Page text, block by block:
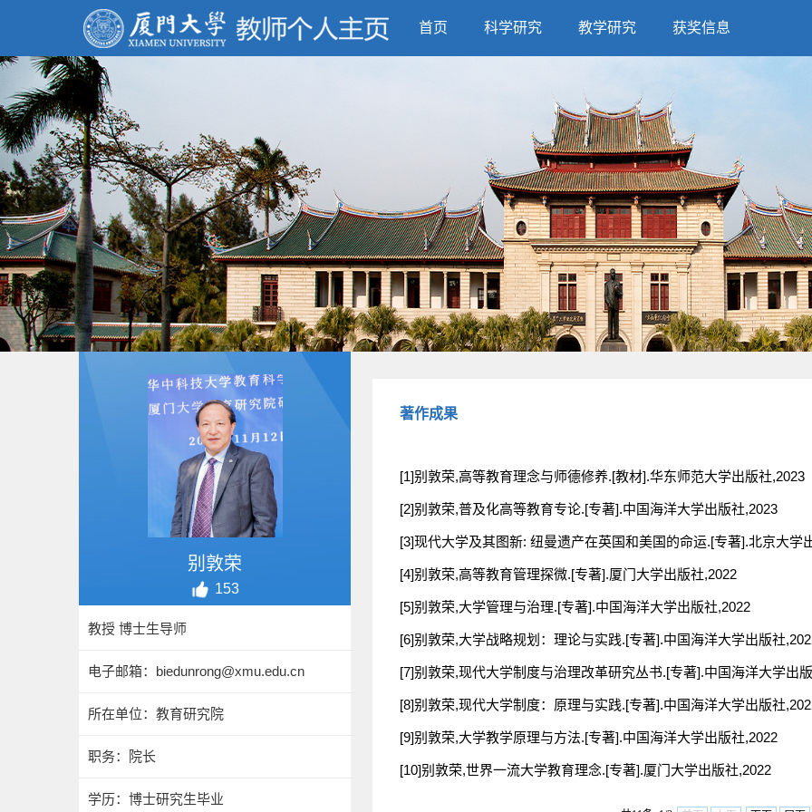
首页 科学研究 教学研究 获奖信息
别敦荣
153
教授 博士生导师
电子邮箱： biedunrong@xmu.edu.cn
所在单位：教育研究院
职务：院长
学历：博士研究生毕业
著作成果
[1]别敦荣,高等教育理念与师德修养.[教材].华东师范大学出版社,2023
[2]别敦荣,普及化高等教育专论.[专著].中国海洋大学出版社,2023
[3]现代大学及其图新: 纽曼遗产在英国和美国的命运.[专著].北京大学
[4]别敦荣,高等教育管理探微.[专著].厦门大学出版社,2022
[5]别敦荣,大学管理与治理.[专著].中国海洋大学出版社,2022
[6]别敦荣,大学战略规划：理论与实践.[专著].中国海洋大学出版社
[7]别敦荣,现代大学制度与治理改革研究丛书.[专著].中国海洋大学出
[8]别敦荣,现代大学制度：原理与实践.[专著].中国海洋大学出版社
[9]别敦荣,大学教学原理与方法.[专著].中国海洋大学出版社,2022
[10]别敦荣,世界一流大学教育理念.[专著].厦门大学出版社,2022